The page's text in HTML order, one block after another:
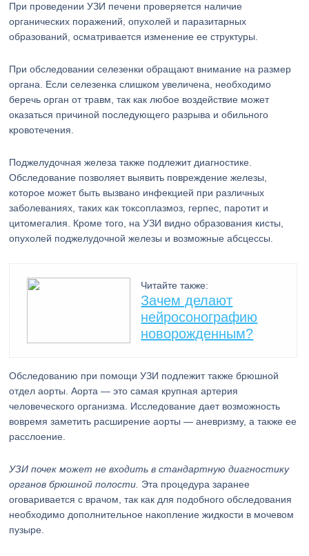
При проведении УЗИ печени проверяется наличие
органических поражений, опухолей и паразитарных
образований, осматривается изменение ее структуры.
При обследовании селезенки обращают внимание на размер
органа. Если селезенка слишком увеличена, необходимо
беречь орган от травм, так как любое воздействие может
оказаться причиной последующего разрыва и обильного
кровотечения.
Поджелудочная железа также подлежит диагностике.
Обследование позволяет выявить повреждение железы,
которое может быть вызвано инфекцией при различных
заболеваниях, таких как токсоплазмоз, герпес, паротит и
цитомегалия. Кроме того, на УЗИ видно образования кисты,
опухолей поджелудочной железы и возможные абсцессы.
Читайте также:
Зачем делают
нейросонографию
новорожденным?
Обследованию при помощи УЗИ подлежит также брюшной
отдел аорты. Аорта — это самая крупная артерия
человеческого организма. Исследование дает возможность
вовремя заметить расширение аорты — аневризму, а также ее
расслоение.
УЗИ почек может не входить в стандартную диагностику
органов брюшной полости. Эта процедура заранее
оговаривается с врачом, так как для подобного обследования
необходимо дополнительное накопление жидкости в мочевом
пузыре.